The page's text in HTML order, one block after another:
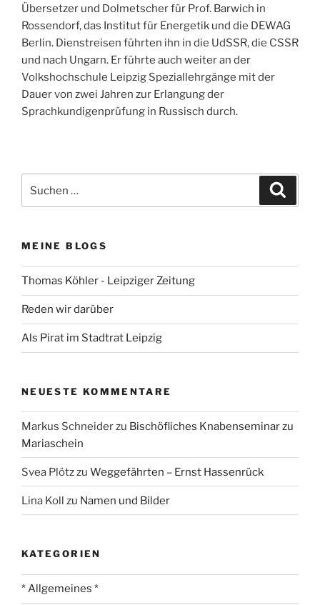
Übersetzer und Dolmetscher für Prof. Barwich in
Rossendorf, das Institut für Energetik und die DEWAG
Berlin. Dienstreisen führten ihn in die UdSSR, die CSSR
und nach Ungarn. Er führte auch weiter an der
Volkshochschule Leipzig Speziallehrgänge mit der
Dauer von zwei Jahren zur Erlangung der
Sprachkundigenprüfung in Russisch durch.
nach:
MEINE BLOGS
Thomas Köhler - Leipziger Zeitung
Reden wir darüber
Als Pirat im Stadtrat Leipzig
NEUESTE KOMMENTARE
Markus Schneiderzu Bischöfliches Knabenseminar zu
Mariaschein
Svea Plötzzu Weggefährten – Ernst Hassenrück
Lina Koll zu Namen und Bilder
KATEGORIEN
* Allgemeines *